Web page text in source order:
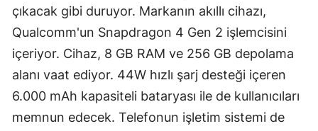
çıkacak gibi duruyor. Markanın akıllı cihazı,
Qualcomm'un Snapdragon 4 Gen 2 işlemcisini
içeriyor. Cihaz, 8 GB RAM ve 256 GB depolama
alanı vaat ediyor. 44W hızlı şarj desteği içeren
6.000 mAh kapasiteli bataryası ile de kullanıcıları
memnun edecek. Telefonun işletim sistemi de